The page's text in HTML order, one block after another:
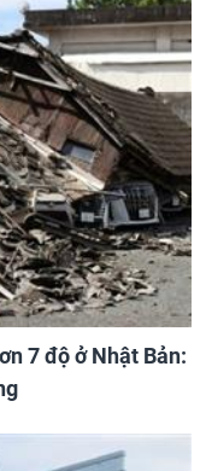
7 độ ở Nhật Bản: